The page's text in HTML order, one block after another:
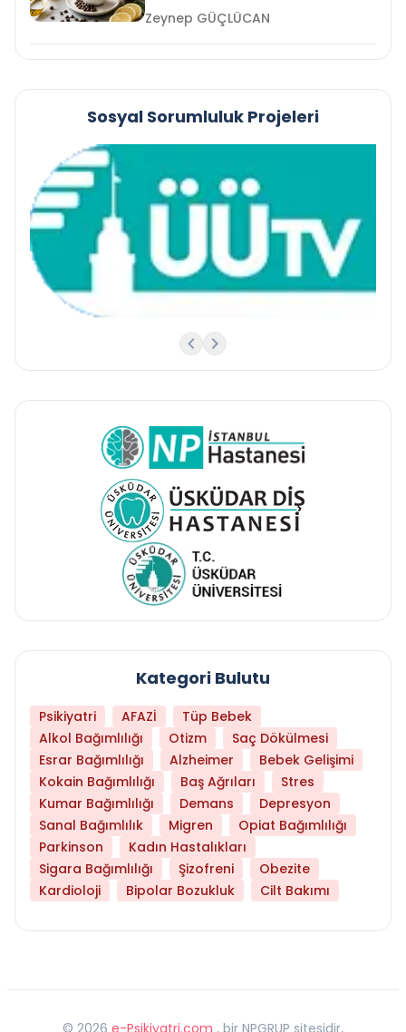
Zeynep GÜÇLÜCAN
Sosyal Sorumluluk Projeleri
Kategori Bulutu
Psikiyatri AFAZİ
Tüp Bebek
Alkol Bağımlılığı
Otizm
Saç Dökülmesi
Esrar Bağımlılığı
Alzheimer
Bebek Gelişimi
Kokain Bağımlılığı
Baş Ağrıları
Stres
Kumar Bağımlılığı
Demans
Depresyon
Sanal Bağımlılık
Migren
Opiat Bağımlılığı
Parkinson
Kadın Hastalıkları
Sigara Bağımlılığı
Şizofreni
Obezite
Kardioloji
Bipolar Bozukluk Cilt Bakımı
© 2026 e-Psikiyatri.com , bir NPGRUP sitesidir,